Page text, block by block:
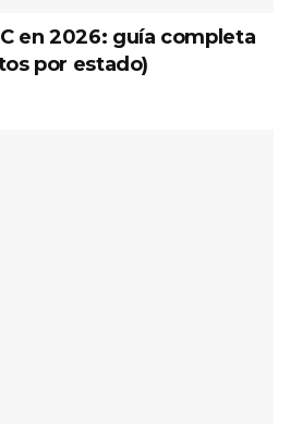
en 2026: guía completa
por estado)